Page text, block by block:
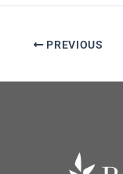
PREVIOUS